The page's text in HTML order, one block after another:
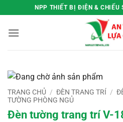
qua
nội
NPP THIẾT BỊ ĐIỆN & CHIẾU
TRANG CHỦ / ĐÈN TRANG TRÍ /
TƯỜNG PHÒNG NGỦ
Đèn tường trang trí V-